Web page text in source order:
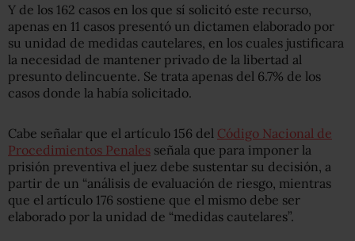
Y de los 162 casos en los que sí solicitó este recurso,
apenas en 11 casos presentó un dictamen elaborado por
su unidad de medidas cautelares, en los cuales justificara
la necesidad de mantener privado de la libertad al
presunto delincuente. Se trata apenas del 6.7% de los
casos donde la había solicitado.
Cabe señalar que el artículo 156 del Código Nacional de
Procedimientos Penales señala que para imponer la
prisión preventiva el juez debe sustentar su decisión, a
partir de un “análisis de evaluación de riesgo, mientras
que el artículo 176 sostiene que el mismo debe ser
elaborado por la unidad de “medidas cautelares”.